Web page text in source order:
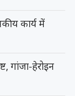
कार्य में
गांजा-हेरोइन